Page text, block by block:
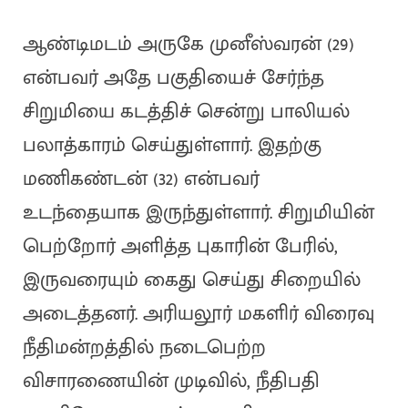
ஆண்டிமடம் அருகே முனீஸ்வரன் (29)
என்பவர் அதே பகுதியைச் சேர்ந்த
சிறுமியை கடத்திச் சென்று பாலியல்
பலாத்காரம் செய்துள்ளார். இதற்கு
மணிகண்டன் (32) என்பவர்
உடந்தையாக இருந்துள்ளார். சிறுமியின்
பெற்றோர் அளித்த புகாரின் பேரில்,
இருவரையும் கைது செய்து சிறையில்
அடைத்தனர். அரியலூர் மகளிர் விரைவு
நீதிமன்றத்தில் நடைபெற்ற
விசாரணையின் முடிவில், நீதிபதி